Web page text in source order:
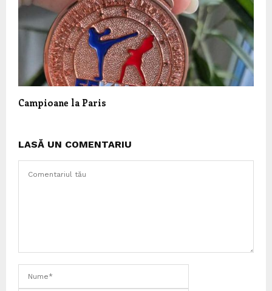
Campioane la Paris
LASĂ UN COMENTARIU